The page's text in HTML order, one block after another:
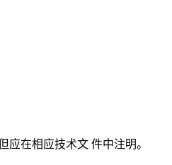
在相应技术文 件中注明。